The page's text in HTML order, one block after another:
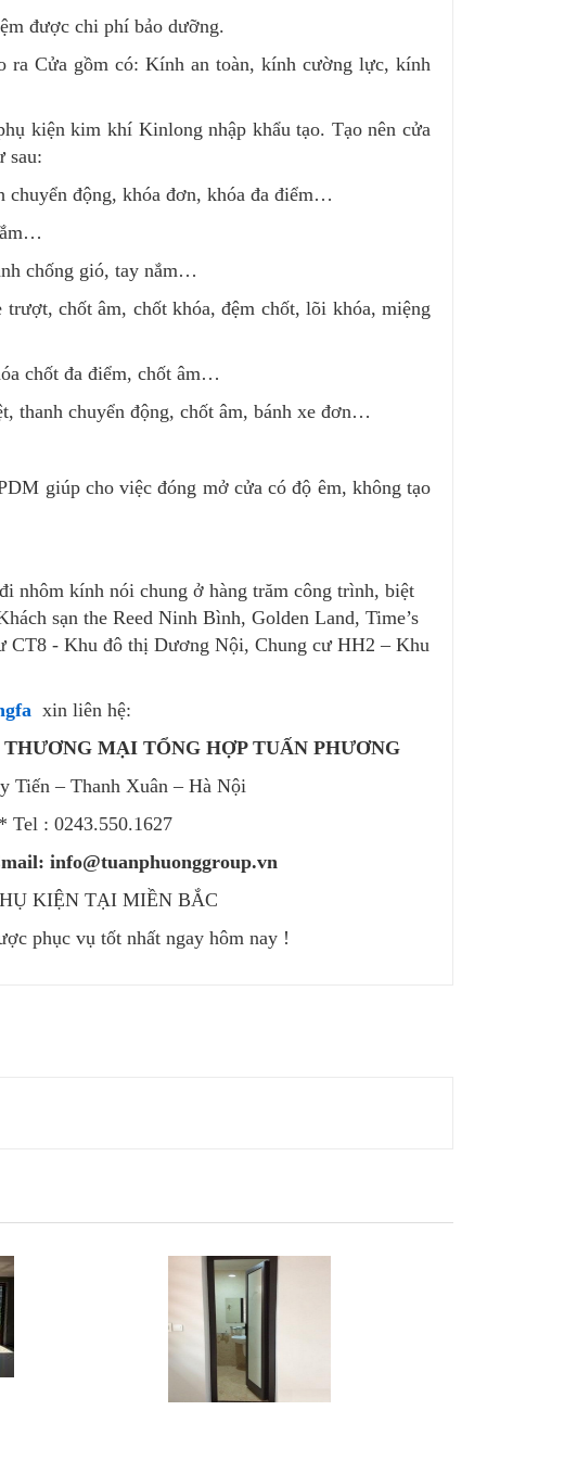
được chi phí bảo dưỡng.
Cửa gồm có: Kính an toàn, kính cường lực, kính
kiện kim khí Kinlong nhập khẩu tạo. Tạo nên cửa
sau:
chuyển động, khóa đơn, khóa đa điểm…
chống gió, tay nắm…
chốt âm, chốt khóa, đệm chốt, lõi khóa, miệng
chốt đa điểm, chốt âm…
thanh chuyển động, chốt âm, bánh xe đơn…
giúp cho việc đóng mở cửa có độ êm, không tạo
nhôm kính nói chung ở hàng trăm công trình, biệt
sạn the Reed Ninh Bình, Golden Land, Time’s
- Khu đô thị Dương Nội, Chung cư HH2 – Khu
xin liên hệ:
MẠI TỔNG HỢP TUẤN PHƯƠNG
Tiến – Thanh Xuân – Hà Nội
Tel : 0243.550.1627
info@tuanphuonggroup.vn
KIỆN TẠI MIỀN BẮC
phục vụ tốt nhất ngay hôm nay !